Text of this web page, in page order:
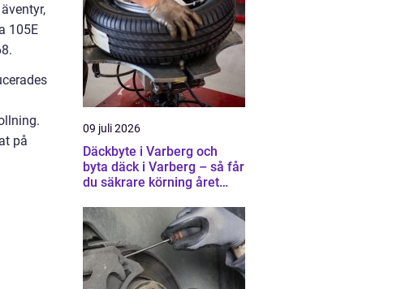
105E
på
09 juli 2026
Däckbyte i Varberg och
byta däck i Varberg – så får
du säkrare körning året